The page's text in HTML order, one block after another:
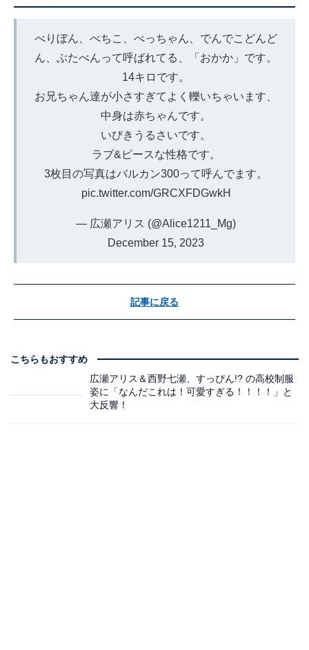
べりぼん、べちこ、べっちゃん、でんでこどんど
ん、ぶたべんって呼ばれてる、「おかか」です。
14キロです。
お兄ちゃん達が小さすぎてよく轢いちゃいます、
中身は赤ちゃんです。
いびきうるさいです。
ラブ&ピースな性格です。
3枚目の写真はバルカン300って呼んでます。
pic.twitter.com/GRCXFDGwkH
— 広瀬アリス (@Alice1211_Mg)
December 15, 2023
記事に戻る
こちらもおすすめ
広瀬アリス＆西野七瀬、すっぴん!? の高校制服
姿に「なんだこれは！可愛すぎる！！！！」と
大反響！